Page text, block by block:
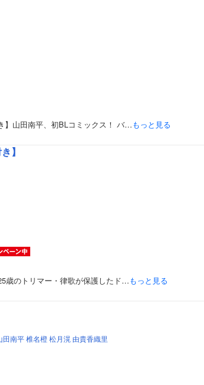
】山田南平、初BLコミックス！ バ…もっと見る
】
歳のトリマー・律歌が保護したド…もっと見る
田南平 椎名橙 松月滉 由貴香織里